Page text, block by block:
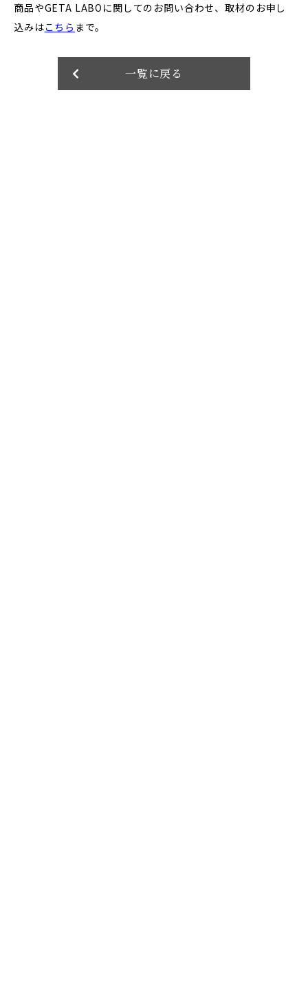
商品やGETA LABOに関してのお問い合わせ、取材のお申し
込みはこちら まで。
一覧に戻る